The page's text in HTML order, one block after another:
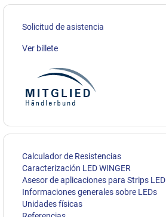
Solicitud de asistencia
Ver billete
Calculador de Resistencias
Caracterización LED WINGER
Asesor de aplicaciones para Strips LED
Informaciones generales sobre LEDs
Unidades físicas